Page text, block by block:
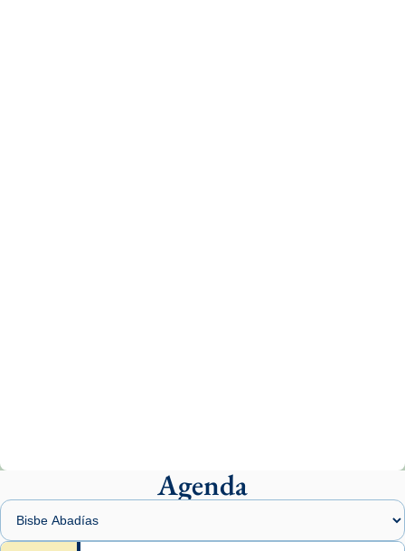
presidit aquest 27 de juliol la missa de Les
Santes de Mataró.
🔗
Agenda